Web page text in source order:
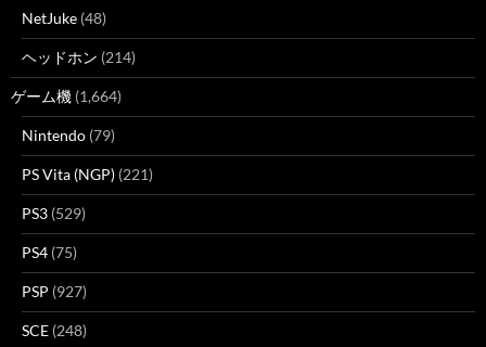
NetJuke (48)
ヘッドホン (214)
ゲーム機 (1,664)
Nintendo (79)
PS Vita (NGP) (221)
PS3 (529)
PS4 (75)
PSP (927)
SCE (248)